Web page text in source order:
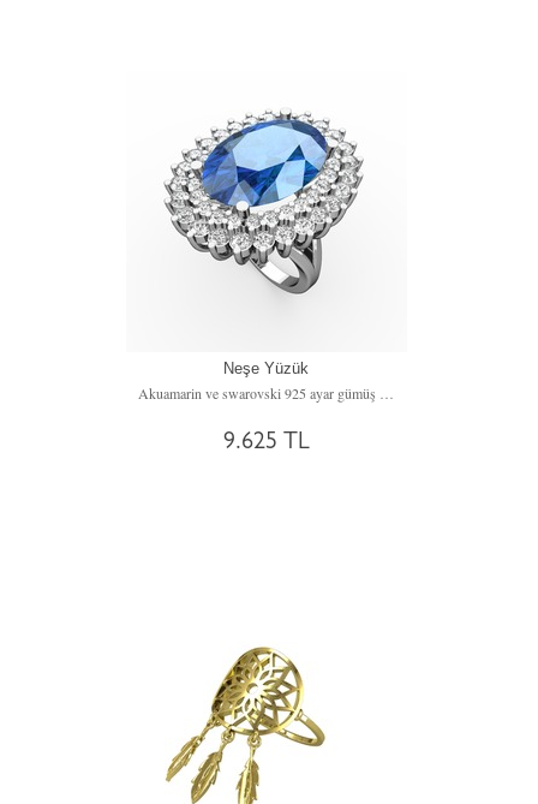
Neşe Yüzük
9.625 TL